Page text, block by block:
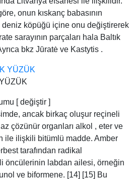
[ değiştir ]
ancak birkaç oluşur reçineli
çözünür organları alkol , eter ve
ile ilişkili bitümlü madde. Amber
öncülerinin labdan ailesi, örneğin
ve biformene. [14] [15] Bu
için gruplar polimerizasyon .
daha polimerizasyon yeri yanı
reaksiyonları, çapraz bağlanmayı ve
ısıtıldığında, kehribar kehribar bir
ya da “kehribar zift”